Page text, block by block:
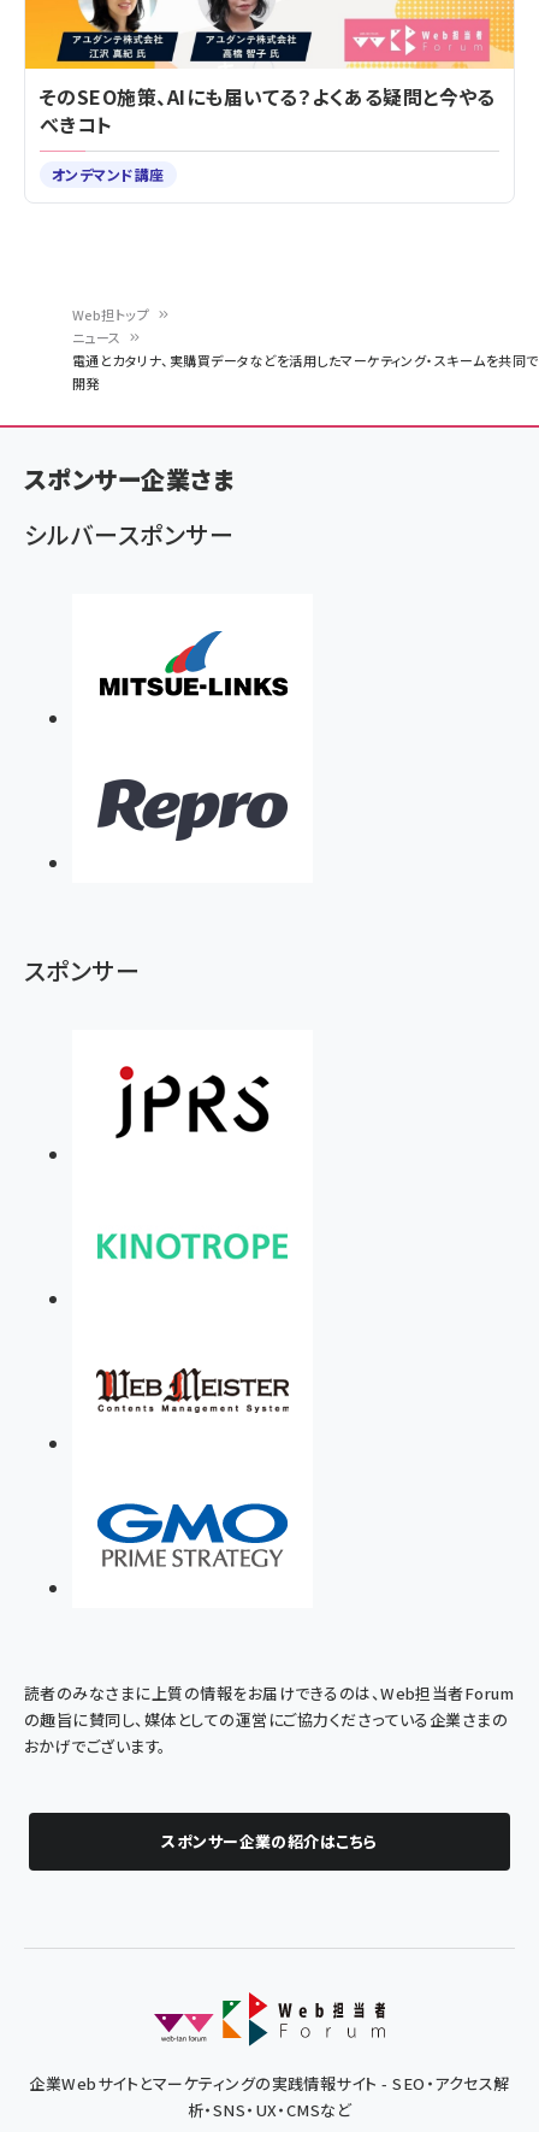
く
ず
Web担トップ
ニュース
電通とカタリナ、実購買データなどを活用したマーケティング・スキームを共同で
開発
そのSEO施策、AIにも届いてる？よくある疑問と今やる
べきコト
オンデマンド講座
スポンサー企業さま
シルバースポンサー
スポンサー
読者のみなさまに上質の情報をお届けできるのは、Web担当者Forum
の趣旨に賛同し、媒体としての運営にご協力くださっている企業さまの
おかげでございます。
スポンサー企業の紹介はこちら
企業Webサイトとマーケティングの実践情報サイト - SEO・アクセス解
析・SNS・UX・CMSなど